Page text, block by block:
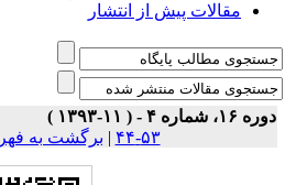
مقالات پیش از انتشار
۱۶، شماره ۴ - ( ۱۱-۱۳۹۳ )
۵۳-۴۴
|برگشت به